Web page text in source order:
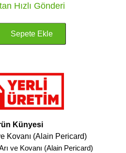
Hızlı Gönderi
Künyesi
Kovanı (Alain Pericard)
ve Kovanı (Alain Pericard)